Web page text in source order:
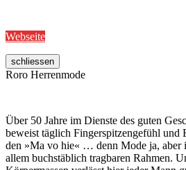
Webseite
schliessen
Roro Herrenmode
Über 50 Jahre im Dienste des guten
beweist täglich Fingerspitzengefühl und
den »Ma vo hie« … denn Mode ja, aber
allem buchstäblich tragbaren Rahmen.